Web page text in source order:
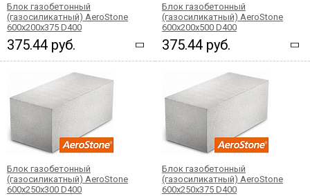
Блок газобетонный
(газосиликатный) AeroStone
600x200x375 D400
375.44 руб.
Блок газобетонный
(газосиликатный) AeroStone
600x200x500 D400
375.44 руб.
Блок газобетонный
(газосиликатный) AeroStone
600x250x300 D400
Блок газобетонный
(газосиликатный) AeroStone
600x250x375 D400